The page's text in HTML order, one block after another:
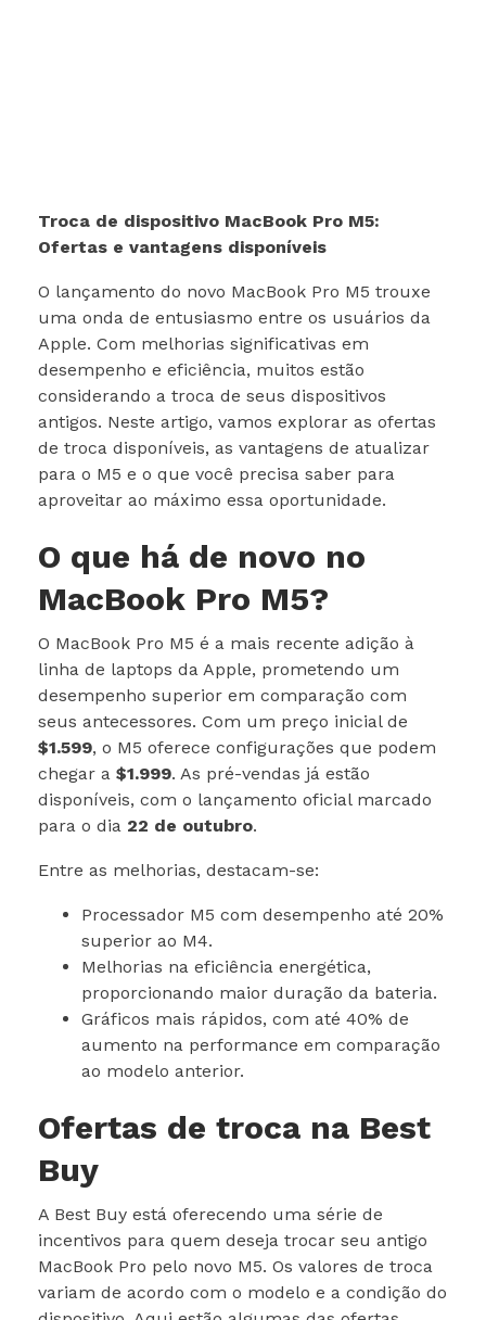
Troca de dispositivo MacBook Pro M5:
Ofertas e vantagens disponíveis
O lançamento do novo MacBook Pro M5 trouxe
uma onda de entusiasmo entre os usuários da
Apple. Com melhorias significativas em
desempenho e eficiência, muitos estão
considerando a troca de seus dispositivos
antigos. Neste artigo, vamos explorar as ofertas
de troca disponíveis, as vantagens de atualizar
para o M5 e o que você precisa saber para
aproveitar ao máximo essa oportunidade.
O que há de novo no
MacBook Pro M5?
O MacBook Pro M5 é a mais recente adição à
linha de laptops da Apple, prometendo um
desempenho superior em comparação com
seus antecessores. Com um preço inicial de
$1.599, o M5 oferece configurações que podem
chegar a $1.999. As pré-vendas já estão
disponíveis, com o lançamento oficial marcado
para o dia 22 de outubro.
Entre as melhorias, destacam-se:
Processador M5 com desempenho até 20%
superior ao M4.
Melhorias na eficiência energética,
proporcionando maior duração da bateria.
Gráficos mais rápidos, com até 40% de
aumento na performance em comparação
ao modelo anterior.
Ofertas de troca na Best
Buy
A Best Buy está oferecendo uma série de
incentivos para quem deseja trocar seu antigo
MacBook Pro pelo novo M5. Os valores de troca
variam de acordo com o modelo e a condição do